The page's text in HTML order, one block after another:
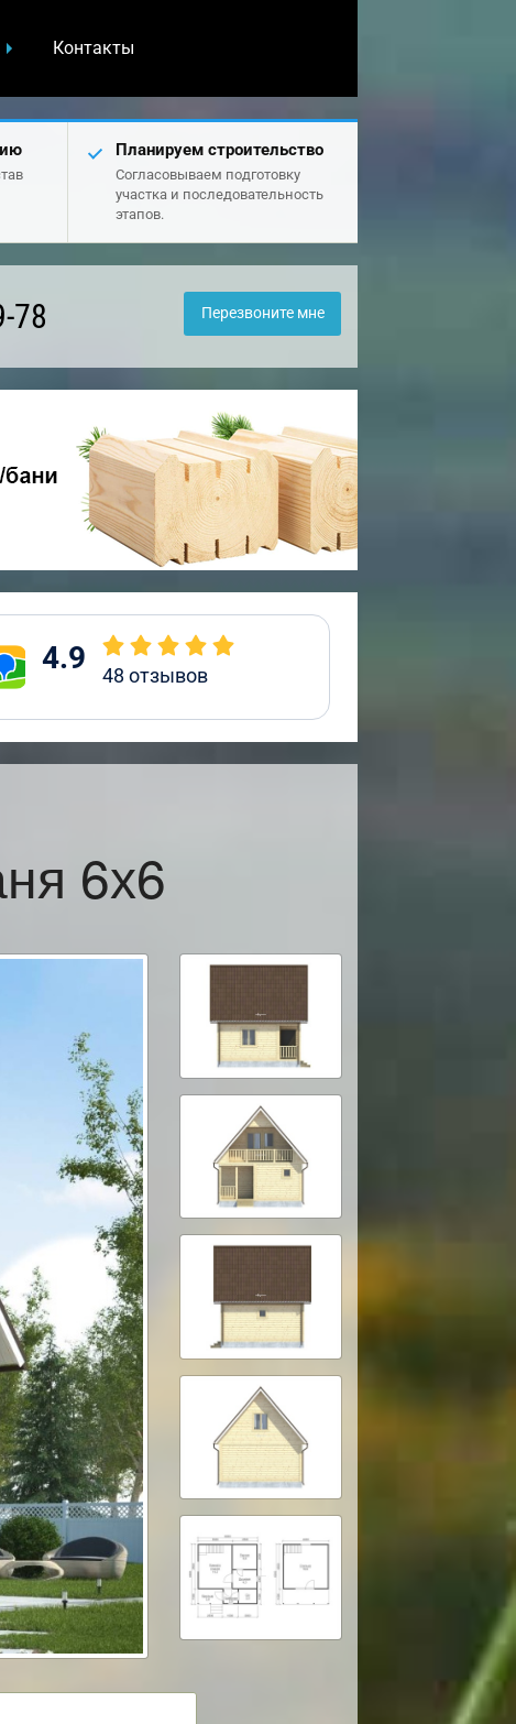
Контакты
Планируем строительство
Согласовываем подготовку
участка и последовательность
этапов.
78 Перезвоните мне
4.9 48 отзывов
6х6